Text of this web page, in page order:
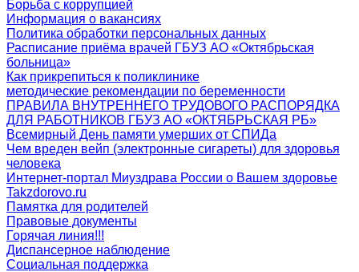
Борьба с коррупцией
Информация о вакансиях
Политика обработки персональных данных
Расписание приёма врачей ГБУЗ АО «Октябрьская
больница»
Как прикрепиться к поликлинике
методические рекомендации по беременности
ПРАВИЛА ВНУТРЕННЕГО ТРУДОВОГО РАСПОРЯДКА
ДЛЯ РАБОТНИКОВ ГБУЗ АО «ОКТЯБРЬСКАЯ РБ»
Всемирный День памяти умерших от СПИДа
Чем вреден вейп (электронные сигареты) для здоровья
человека
Интернет-портал Миyздрава России о Вашем здоровье
Takzdorovo.ru
Памятка для родителей
Правовые документы
Горячая линия!!!
Диспансерное наблюдение
Социальная поддержка